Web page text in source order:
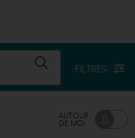
FILTRES
AUTOUR
DE MOI